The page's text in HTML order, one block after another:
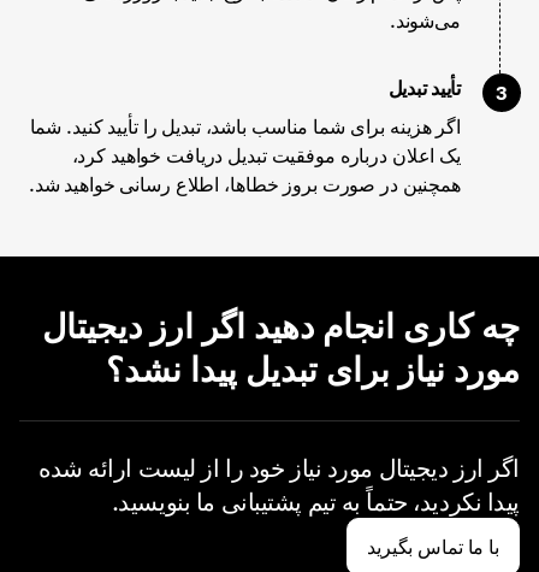
می‌شوند.
3
تأیید تبدیل
اگر هزینه برای شما مناسب باشد، تبدیل را تأیید کنید. شما
یک اعلان درباره موفقیت تبدیل دریافت خواهید کرد،
همچنین در صورت بروز خطاها، اطلاع رسانی خواهید شد.
چه کاری انجام دهید اگر ارز دیجیتال
مورد نیاز برای تبدیل پیدا نشد؟
اگر ارز دیجیتال مورد نیاز خود را از لیست ارائه شده
پیدا نکردید، حتماً به تیم پشتیبانی ما بنویسید.
با ما تماس بگیرید